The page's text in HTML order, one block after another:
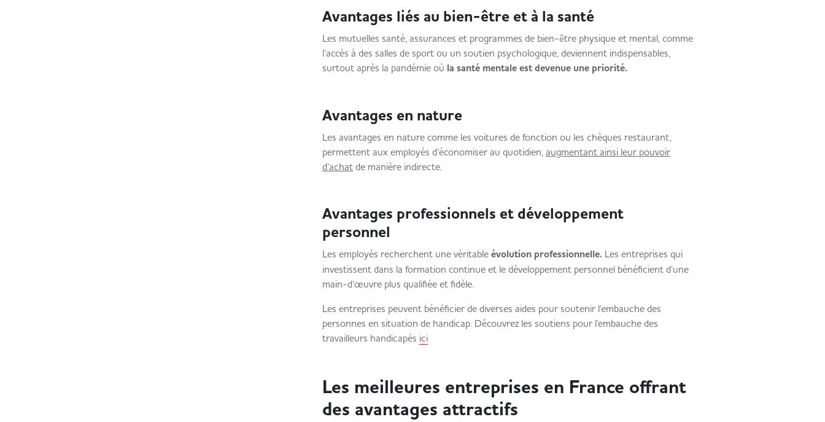
Avantages liés au bien-être et à la santé
Les mutuelles santé, assurances et programmes de bien-être physique et mental, comme
l’accès à des salles de sport ou un soutien psychologique, deviennent indispensables,
surtout après la pandémie où la santé mentale est devenue une priorité.
Avantages en nature
Les avantages en nature comme les voitures de fonction ou les chèques restaurant,
permettent aux employés d’économiser au quotidien, augmentant ainsi leur pouvoir
d’achatde manière indirecte.
Avantages professionnels et développement
personnel
Les employés recherchent une véritable évolution professionnelle. Les entreprises qui
investissent dans la formation continue et le développement personnel bénéficient d’une
main-d’œuvre plus qualifiée et fidèle.
Les entreprises peuvent bénéficier de diverses aides pour soutenir l'embauche des
personnes en situation de handicap. Découvrez les soutiens pour l'embauche des
travailleurs handicapés ici
Les meilleures entreprises en France offrant
des avantages attractifs